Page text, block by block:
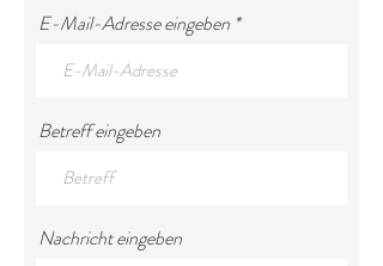
E-Mail-Adresse eingeben
Betreff eingeben
Nachricht eingeben